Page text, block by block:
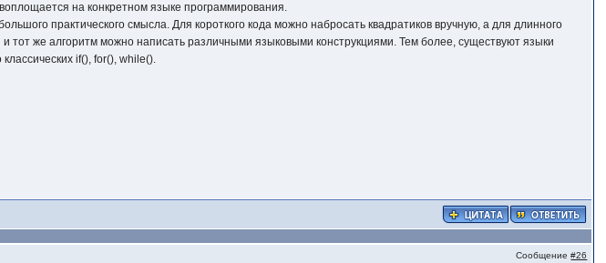
на конкретном языке программирования.
практического смысла. Для короткого кода можно набросать квадратиков вручную, а для длинного
и тот же алгоритм можно написать различными языковыми конструкциями. Тем более, существуют языки
if(), for(), while().
Сообщение#26